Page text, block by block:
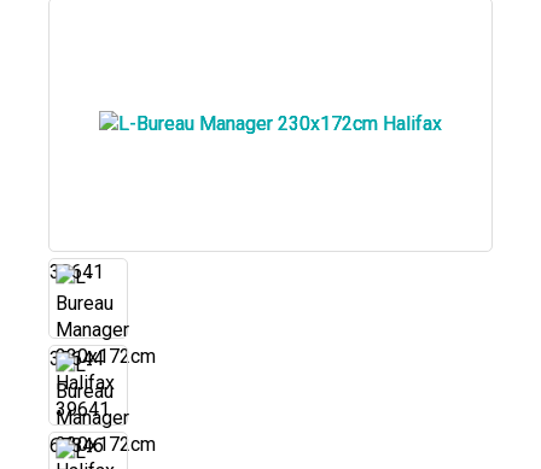
39641
39644
67846